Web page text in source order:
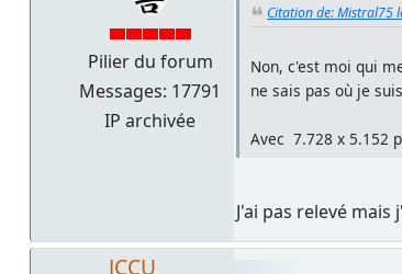
Pilier du forum
Messages: 17791
IP archivée
Citation de: Mistral75
Non, c'est moi qui
ne sais pas où je
Avec 7.728 x 5.152
J'ai pas relevé
JCCU